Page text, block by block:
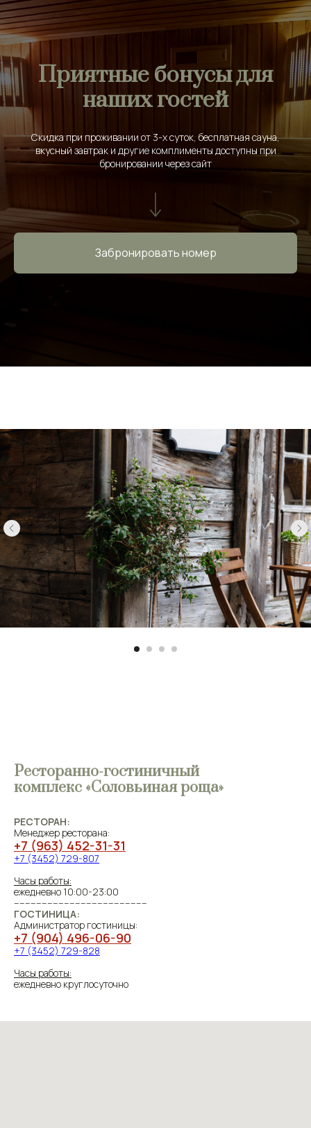
Приятные бонусы для
наших гостей
Скидка при проживании от 3-х суток, бесплатная сауна,
вкусный завтрак и другие комплименты доступны при
бронировании через сайт
Забронировать номер
Ресторанно-гостиничный
комплекс «Соловьиная роща»
РЕСТОРАН:
Менеджер ресторана:
+7 (963) 452-31-31
+7 (3452) 729-807
Часы работы:
ежедневно 10:00-23:00
------------------------------------------------
ГОСТИНИЦА:
Администратор гостиницы:
+7 (904) 496-06-90
+7 (3452) 729-828
Часы работы:
ежедневно круглосуточно